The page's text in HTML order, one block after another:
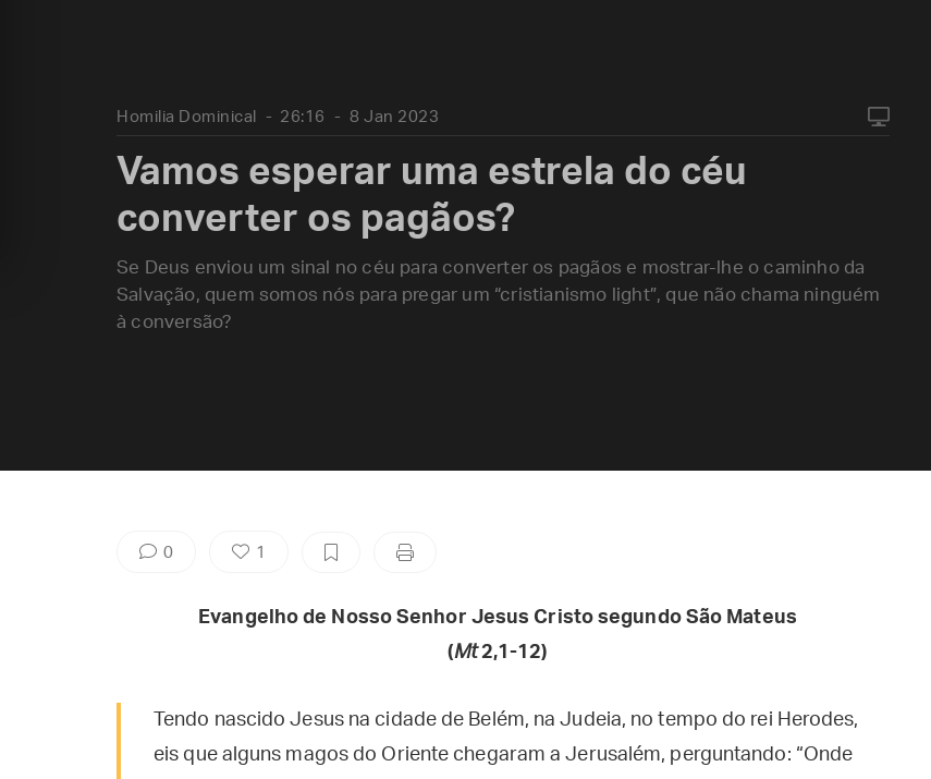
Homilia Dominical 26:16 8 Jan 2023
Vamos esperar uma estrela do céu
converter os pagãos?
Se Deus enviou um sinal no céu para converter os pagãos e mostrar-lhe o caminho da
Salvação, quem somos nós para pregar um “cristianismo light”, que não chama ninguém
à conversão?
0 1
Evangelho de Nosso Senhor Jesus Cristo segundo São Mateus
(Mt2,1-12)
Tendo nascido Jesus na cidade de Belém, na Judeia, no tempo do rei Herodes,
eis que alguns magos do Oriente chegaram a Jerusalém, perguntando: “Onde